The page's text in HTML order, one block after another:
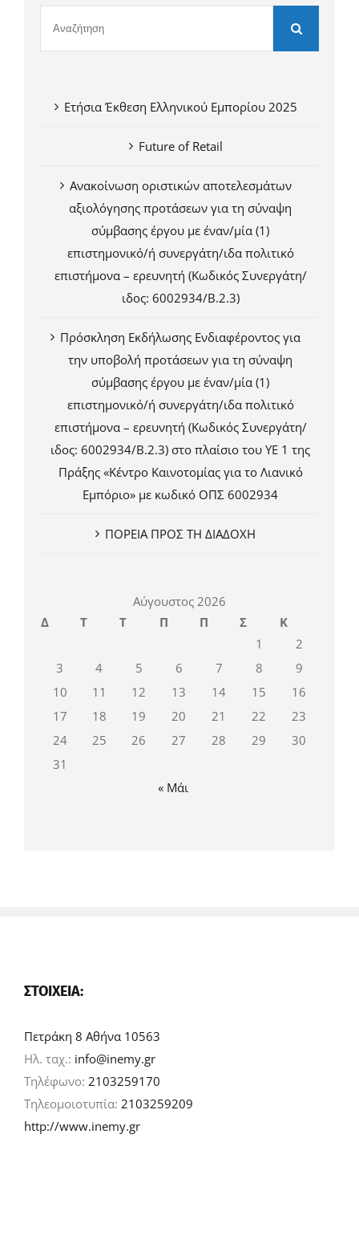
Ετήσια Έκθεση Ελληνικού Εμπορίου 2025
Future of Retail
Ανακοίνωση οριστικών αποτελεσμάτων
αξιολόγησης προτάσεων για τη σύναψη
σύμβασης έργου με έναν/μία (1)
επιστημονικό/ή συνεργάτη/ιδα πολιτικό
επιστήμονα – ερευνητή (Κωδικός Συνεργάτη/
ιδος: 6002934/Β.2.3)
Πρόσκληση Εκδήλωσης Ενδιαφέροντος για
την υποβολή προτάσεων για τη σύναψη
σύμβασης έργου με έναν/μία (1)
επιστημονικό/ή συνεργάτη/ιδα πολιτικό
επιστήμονα – ερευνητή (Κωδικός Συνεργάτη/
ιδος: 6002934/Β.2.3) στο πλαίσιο του ΥΕ 1 της
Πράξης «Κέντρο Καινοτομίας για το Λιανικό
Εμπόριο» με κωδικό ΟΠΣ 6002934
ΠΟΡΕΙΑ ΠΡΟΣ ΤΗ ΔΙΑΔΟΧΗ
Αύγουστος 2026
Δ
Τ Τ Π Π Σ
Κ
1
2
3
4 5 6 7 8
9
10
11 12 13 14 15
16
17
18 19 20 21 22
23
24
25 26 27 28 29
30
31
« Μάι
ΣΤΟΙΧΕΊΑ:
Πετράκη 8 Αθήνα 10563
Ηλ. ταχ.: info@inemy.gr
Τηλέφωνο: 2103259170
Τηλεομοιοτυπία: 2103259209
http://www.inemy.gr